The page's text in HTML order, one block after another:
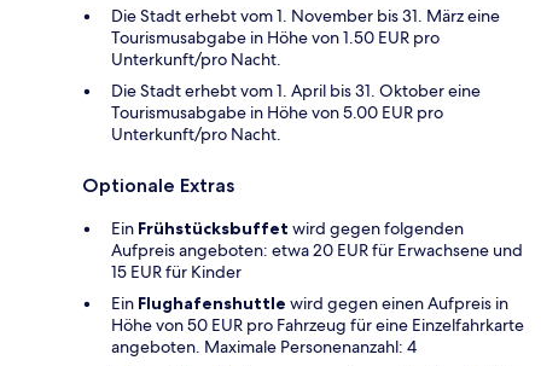
Die Stadt erhebt vom 1. November bis 31. März eine
Tourismusabgabe in Höhe von 1.50 EUR pro
Unterkunft/pro Nacht.
Die Stadt erhebt vom 1. April bis 31. Oktober eine
Tourismusabgabe in Höhe von 5.00 EUR pro
Unterkunft/pro Nacht.
Optionale Extras
Ein Frühstücksbuffet wird gegen folgenden
Aufpreis angeboten: etwa 20 EUR für Erwachsene und
15 EUR für Kinder
Ein Flughafenshuttle wird gegen einen Aufpreis in
Höhe von 50 EUR pro Fahrzeug für eine Einzelfahrkarte
angeboten. Maximale Personenanzahl: 4